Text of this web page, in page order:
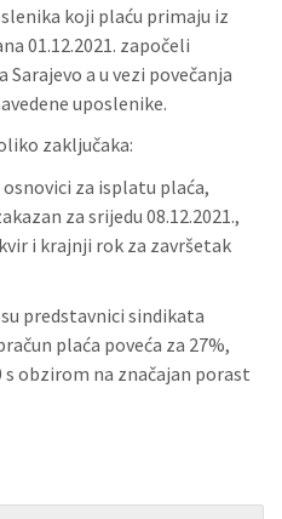
koji plaću primaju iz
01.12.2021. započeli
a u vezi povečanja
uposlenike.
zaključaka:
za isplatu plaća,
za srijedu 08.12.2021.,
i krajnji rok za završetak
predstavnici sindikata
plaća poveća za 27%,
s obzirom na značajan porast